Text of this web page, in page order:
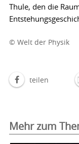
Thule, den die
© Welt der Physik
teilen
Mehr zum